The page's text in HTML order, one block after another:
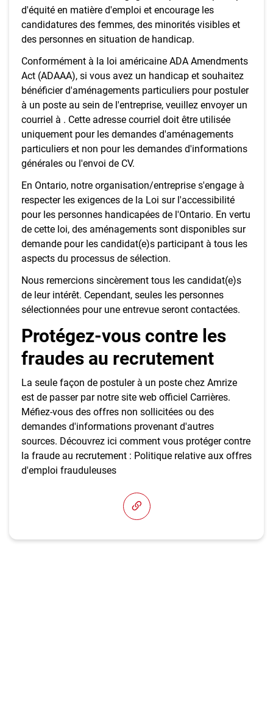
d'équité en matière d'emploi et encourage les
candidatures des femmes, des minorités visibles et
des personnes en situation de handicap.
Conformément à la loi américaine ADA Amendments
Act (ADAAA), si vous avez un handicap et souhaitez
bénéficier d'aménagements particuliers pour postuler
à un poste au sein de l'entreprise, veuillez envoyer un
courriel à . Cette adresse courriel doit être utilisée
uniquement pour les demandes d'aménagements
particuliers et non pour les demandes d'informations
générales ou l'envoi de CV.
En Ontario, notre organisation/entreprise s'engage à
respecter les exigences de la Loi sur l'accessibilité
pour les personnes handicapées de l'Ontario. En vertu
de cette loi, des aménagements sont disponibles sur
demande pour les candidat(e)s participant à tous les
aspects du processus de sélection.
Nous remercions sincèrement tous les candidat(e)s
de leur intérêt. Cependant, seules les personnes
sélectionnées pour une entrevue seront contactées.
Protégez-vous contre les
fraudes au recrutement
La seule façon de postuler à un poste chez Amrize
est de passer par notre site web officiel Carrières.
Méfiez-vous des offres non sollicitées ou des
demandes d'informations provenant d'autres
sources. Découvrez ici comment vous protéger contre
la fraude au recrutement : Politique relative aux offres
d'emploi frauduleuses